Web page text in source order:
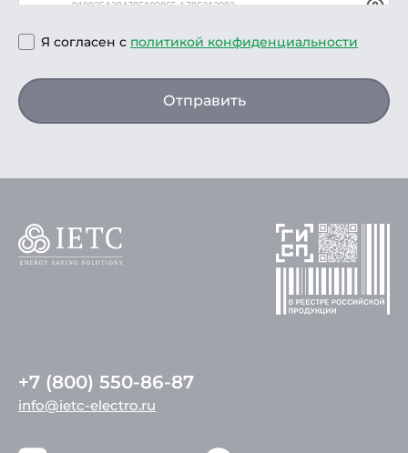
Я согласен с политикой конфиденциальности
Отправить
+7 (800) 550-86-87
info@ietc-electro.ru